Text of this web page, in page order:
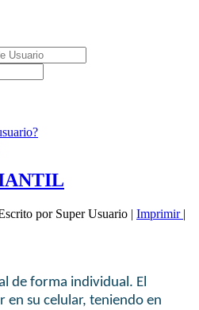
por Super Usuario | Imprimir |
de forma individual. El
en su celular, teniendo en